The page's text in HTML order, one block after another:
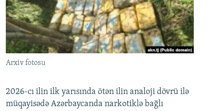
Arxiv fotosu
2026-cı ilin ilk yarısında ötən ilin analoji dövrü ilə
müqayisədə Azərbaycanda narkotiklə bağlı